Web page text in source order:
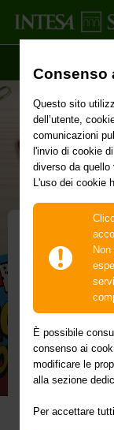
Consenso
Questo sito
dell’utente,
comunicazioni
l'invio di cookie
diverso da quello
L'uso dei cookie
È possibile
consenso ai
modificare le
alla sezione
Per accettare
La carta
Per